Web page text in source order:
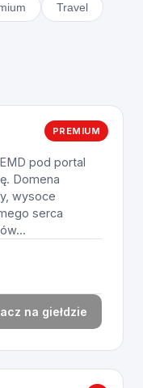
Travel
PREMIUM
pod portal
Domena
wysoce
serca
na giełdzie